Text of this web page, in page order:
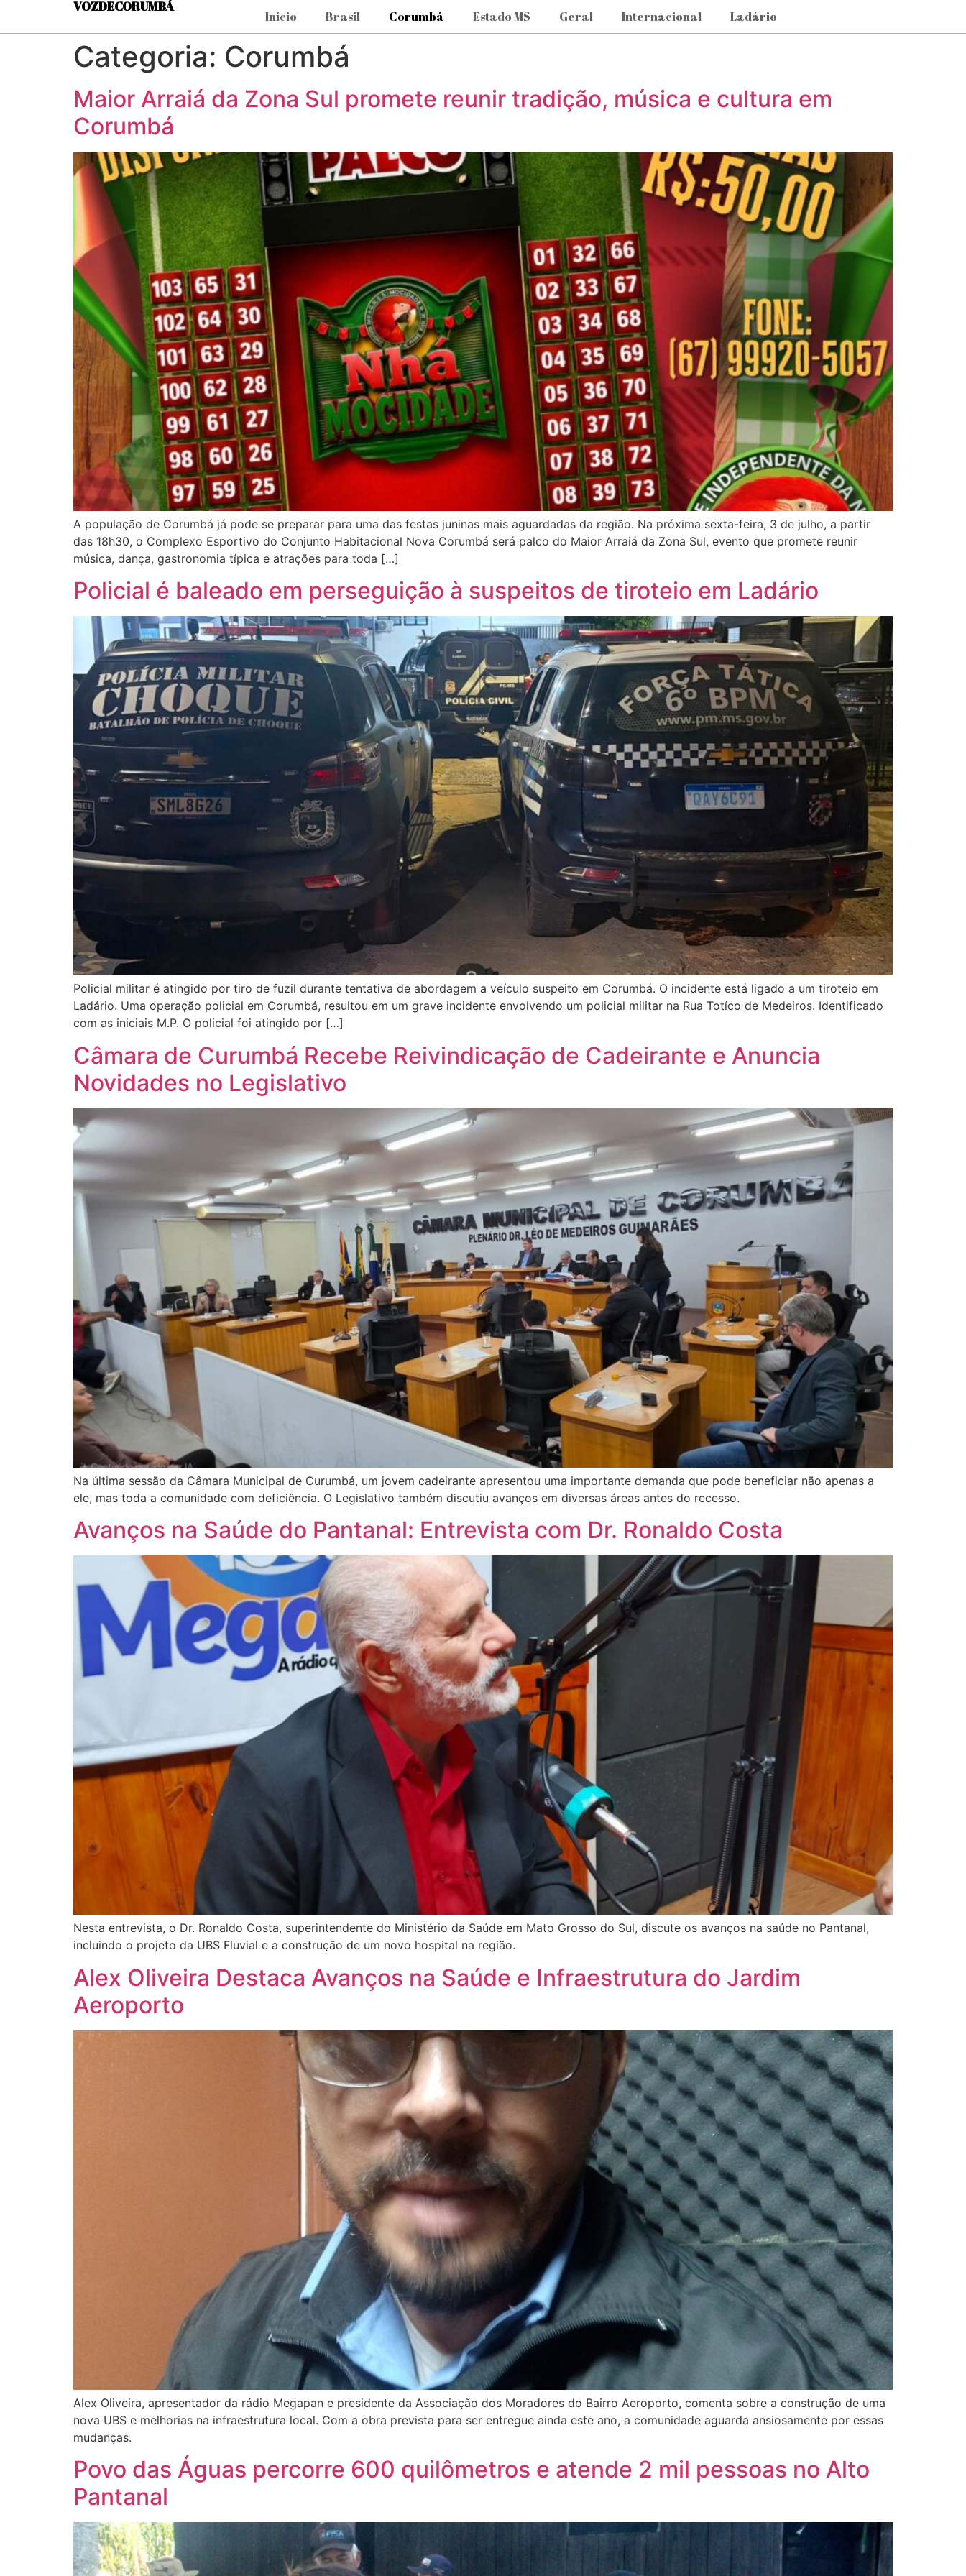
VOZDECORUMBÁ
Início Brasil Corumbá Estado MS Geral Internacional Ladário
Categoria: Corumbá
Maior Arraiá da Zona Sul promete reunir tradição, música e cultura em
Corumbá
A população de Corumbá já pode se preparar para uma das festas juninas mais aguardadas da região. Na próxima sexta-feira, 3 de julho, a partir
das 18h30, o Complexo Esportivo do Conjunto Habitacional Nova Corumbá será palco do Maior Arraiá da Zona Sul, evento que promete reunir
música, dança, gastronomia típica e atrações para toda […]
Policial é baleado em perseguição à suspeitos de tiroteio em Ladário
Policial militar é atingido por tiro de fuzil durante tentativa de abordagem a veículo suspeito em Corumbá. O incidente está ligado a um tiroteio em
Ladário. Uma operação policial em Corumbá, resultou em um grave incidente envolvendo um policial militar na Rua Totíco de Medeiros. Identificado
com as iniciais M.P. O policial foi atingido por […]
Câmara de Curumbá Recebe Reivindicação de Cadeirante e Anuncia
Novidades no Legislativo
Na última sessão da Câmara Municipal de Curumbá, um jovem cadeirante apresentou uma importante demanda que pode beneficiar não apenas a
ele, mas toda a comunidade com deficiência. O Legislativo também discutiu avanços em diversas áreas antes do recesso.
Avanços na Saúde do Pantanal: Entrevista com Dr. Ronaldo Costa
Nesta entrevista, o Dr. Ronaldo Costa, superintendente do Ministério da Saúde em Mato Grosso do Sul, discute os avanços na saúde no Pantanal,
incluindo o projeto da UBS Fluvial e a construção de um novo hospital na região.
Alex Oliveira Destaca Avanços na Saúde e Infraestrutura do Jardim
Aeroporto
Alex Oliveira, apresentador da rádio Megapan e presidente da Associação dos Moradores do Bairro Aeroporto, comenta sobre a construção de uma
nova UBS e melhorias na infraestrutura local. Com a obra prevista para ser entregue ainda este ano, a comunidade aguarda ansiosamente por essas
mudanças.
Povo das Águas percorre 600 quilômetros e atende 2 mil pessoas no Alto
Pantanal